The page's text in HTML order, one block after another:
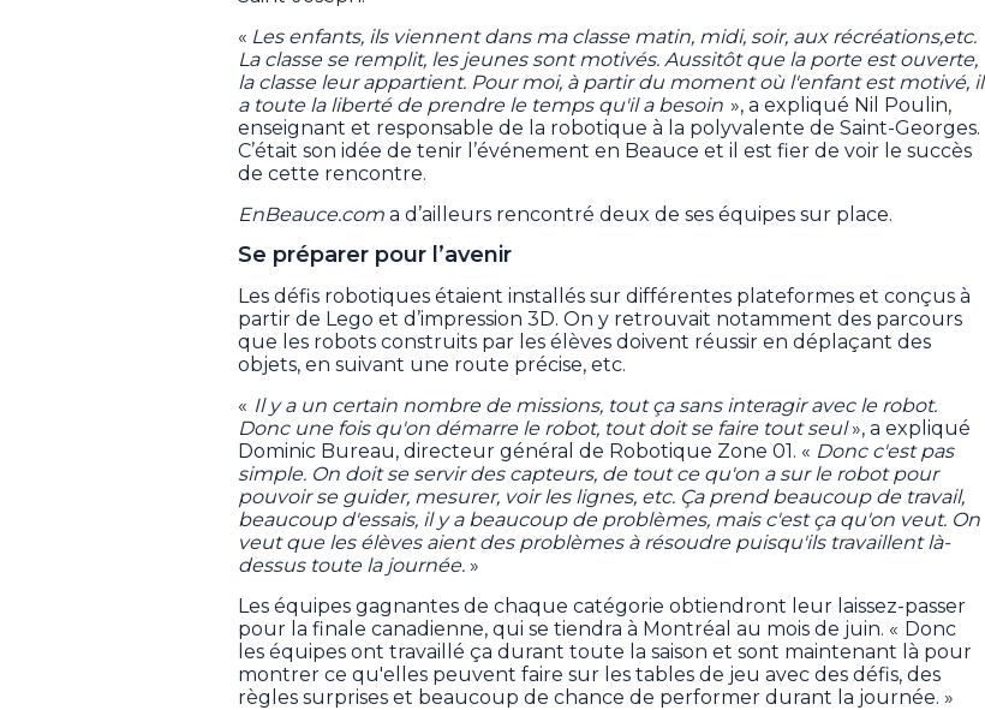
« Les enfants, ils viennent dans ma classe matin, midi, soir, aux récréations,etc.
La classe se remplit, les jeunes sont motivés. Aussitôt que la porte est ouverte,
la classe leur appartient. Pour moi, à partir du moment où l'enfant est motivé, il
a toute la liberté de prendre le temps qu'il a besoin », a expliqué Nil Poulin,
enseignant et responsable de la robotique à la polyvalente de Saint-Georges.
C’était son idée de tenir l’événement en Beauce et il est fier de voir le succès
de cette rencontre.
EnBeauce.com a d’ailleurs rencontré deux de ses équipes sur place.
Se préparer pour l’avenir
Les défis robotiques étaient installés sur différentes plateformes et conçus à
partir de Lego et d’impression 3D. On y retrouvait notamment des parcours
que les robots construits par les élèves doivent réussir en déplaçant des
objets, en suivant une route précise, etc.
« Il y a un certain nombre de missions, tout ça sans interagir avec le robot.
Donc une fois qu'on démarre le robot, tout doit se faire tout seul», a expliqué
Dominic Bureau, directeur général de Robotique Zone 01. « Donc c'est pas
simple. On doit se servir des capteurs, de tout ce qu'on a sur le robot pour
pouvoir se guider, mesurer, voir les lignes, etc. Ça prend beaucoup de travail,
beaucoup d'essais, il y a beaucoup de problèmes, mais c'est ça qu'on veut. On
veut que les élèves aient des problèmes à résoudre puisqu'ils travaillent là-
dessus toute la journée. »
Les équipes gagnantes de chaque catégorie obtiendront leur laissez-passer
pour la finale canadienne, qui se tiendra à Montréal au mois de juin. « Donc
les équipes ont travaillé ça durant toute la saison et sont maintenant là pour
montrer ce qu'elles peuvent faire sur les tables de jeu avec des défis, des
règles surprises et beaucoup de chance de performer durant la journée. »